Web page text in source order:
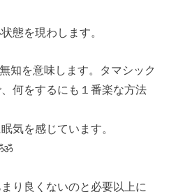
態を現わします。
知を意味します。タマシック
何をするにも１番楽な方法
気を感じています。
り良くないのと必要以上に